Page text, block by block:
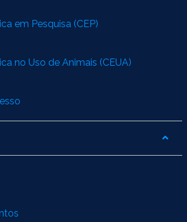
em Pesquisa (CEP)
no Uso de Animais (CEUA)